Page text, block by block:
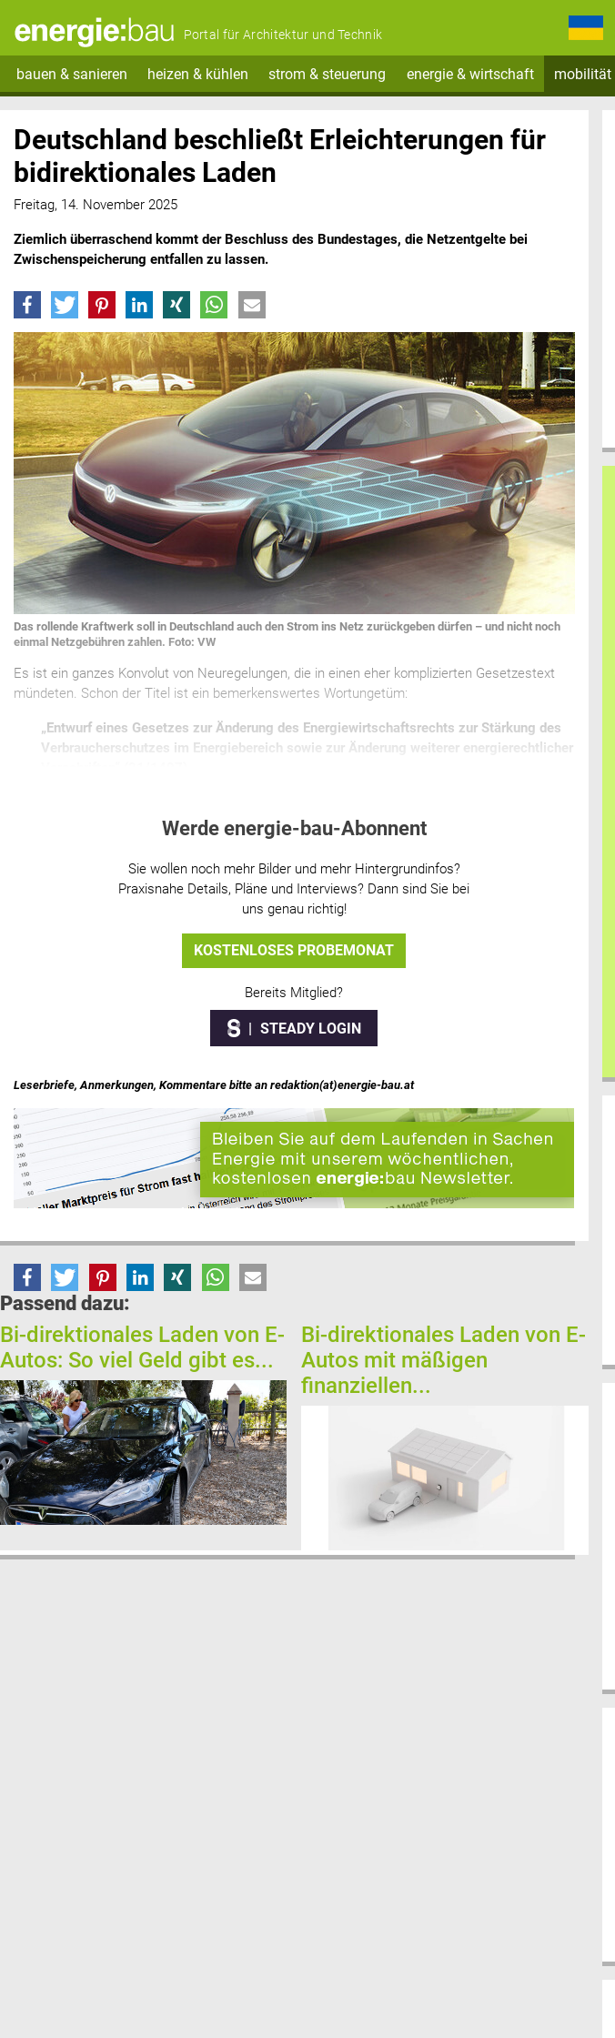
Portal für Architektur und Technik
bauen & sanieren heizen & kühlen strom & steuerung energie & wirtschaft mobilität
Deutschland beschließt Erleichterungen für
bidirektionales Laden
Freitag, 14. November 2025
Ziemlich überraschend kommt der Beschluss des Bundestages, die Netzentgelte bei
Zwischenspeicherung entfallen zu lassen.
Das rollende Kraftwerk soll in Deutschland auch den Strom ins Netz zurückgeben dürfen – und nicht noch
einmal Netzgebühren zahlen. Foto: VW
Es ist ein ganzes Konvolut von Neuregelungen, die in einen eher komplizierten Gesetzestext
mündeten. Schon der Titel ist ein bemerkenswertes Wortungetüm:
„Entwurf eines Gesetzes zur Änderung des Energiewirtschaftsrechts zur Stärkung des
Verbraucherschutzes im Energiebereich sowie zur Änderung weiterer energierechtlicher
Werde energie-bau-Abonnent
Sie wollen noch mehr Bilder und mehr Hintergrundinfos?
Praxisnahe Details, Pläne und Interviews? Dann sind Sie bei
uns genau richtig!
KOSTENLOSES PROBEMONAT
Bereits Mitglied?
STEADY LOGIN
Leserbriefe, Anmerkungen, Kommentare bitte an redaktion(at)energie-bau.at
Passend dazu:
Bi-direktionales Laden von E-
Autos: So viel Geld gibt es...
Bi-direktionales Laden von E-
Autos mit mäßigen
finanziellen...